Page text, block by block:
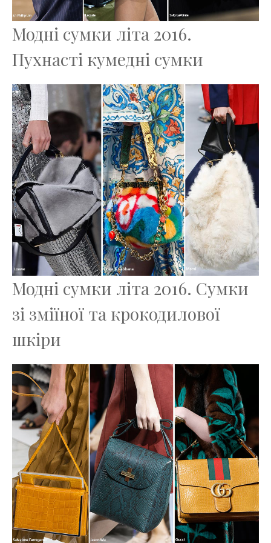
Модні сумки літа 2016.
Пухнасті кумедні сумки
Модні сумки літа 2016. Сумки
зі зміїної та крокодилової
шкіри